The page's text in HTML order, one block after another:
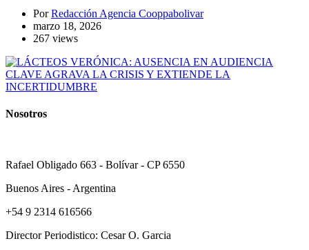
PorRedacción Agencia Cooppabolivar
marzo 18, 2026
267 views
Nosotros
Rafael Obligado 663 - Bolívar - CP 6550
Buenos Aires - Argentina
+54 9 2314 616566
Director Periodistico: Cesar O. Garcia